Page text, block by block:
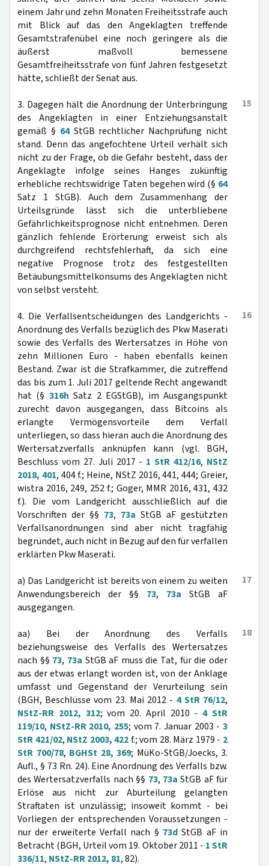
einem Jahr und zehn Monaten Freiheitsstrafe auch
mit Blick auf das den Angeklagten treffende
Gesamtstrafenübel eine noch geringere als die
äußerst maßvoll bemessene
Gesamtfreiheitsstrafe von fünf Jahren festgesetzt
hätte, schließt der Senat aus.
15
3. Dagegen hält die Anordnung der Unterbringung
des Angeklagten in einer Entziehungsanstalt
gemäß § 64StGB rechtlicher Nachprüfung nicht
stand. Denn das angefochtene Urteil verhält sich
nicht zu der Frage, ob die Gefahr besteht, dass der
Angeklagte infolge seines Hanges zukünftig
erhebliche rechtswidrige Taten begehen wird (§ 64
Satz 1 StGB). Auch dem Zusammenhang der
Urteilsgründe lässt sich die unterbliebene
Gefährlichkeitsprognose nicht entnehmen. Deren
gänzlich fehlende Erörterung erweist sich als
durchgreifend rechtsfehlerhaft, da sich eine
negative Prognose trotz des festgestellten
Betäubungsmittelkonsums des Angeklagten nicht
von selbst versteht.
16
4. Die Verfallsentscheidungen des Landgerichts -
Anordnung des Verfalls bezüglich des Pkw Maserati
sowie des Verfalls des Wertersatzes in Höhe von
zehn Millionen Euro - haben ebenfalls keinen
Bestand. Zwar ist die Strafkammer, die zutreffend
das bis zum 1. Juli 2017 geltende Recht angewandt
hat (§ 316h Satz 2 EGStGB), im Ausgangspunkt
zurecht davon ausgegangen, dass Bitcoins als
erlangte Vermögensvorteile dem Verfall
unterliegen, so dass hieran auch die Anordnung des
Wertersatzverfalls anknüpfen kann (vgl. BGH,
Beschluss vom 27. Juli 2017 - 1 StR 412/16, NStZ
2018, 401, 404 f.; Heine, NStZ 2016, 441, 444; Greier,
wistra 2016, 249, 252 f.; Goger, MMR 2016, 431, 432
f.). Die vom Landgericht ausschließlich auf die
Vorschriften der §§ 73, 73a StGB aF gestützten
Verfallsanordnungen sind aber nicht tragfähig
begründet, auch nicht in Bezug auf den für verfallen
erklärten Pkw Maserati.
17
a) Das Landgericht ist bereits von einem zu weiten
Anwendungsbereich der §§ 73, 73a StGB aF
ausgegangen.
18
aa) Bei der Anordnung des Verfalls
beziehungsweise des Verfalls des Wertersatzes
nach §§ 73, 73a StGB aF muss die Tat, für die oder
aus der etwas erlangt worden ist, von der Anklage
umfasst und Gegenstand der Verurteilung sein
(BGH, Beschlüsse vom 23. Mai 2012 - 4 StR 76/12,
NStZ-RR 2012, 312; vom 20. April 2010 -4 StR
119/10, NStZ-RR 2010, 255; vom 7. Januar 2003 -3
StR 421/02, NStZ 2003, 422f.; vom 28. März 1979 - 2
StR 700/78, BGHSt 28, 369; MüKo-StGB/Joecks, 3.
Aufl., § 73 Rn. 24). Eine Anordnung des Verfalls bzw.
des Wertersatzverfalls nach §§ 73, 73a StGB aF für
Erlöse aus nicht zur Aburteilung gelangten
Straftaten ist unzulässig; insoweit kommt - bei
Vorliegen der entsprechenden Voraussetzungen -
nur der erweiterte Verfall nach § 73d StGB aF in
Betracht (BGH, Urteil vom 19. Oktober 2011 - 1 StR
336/11, NStZ-RR 2012, 81, 82).